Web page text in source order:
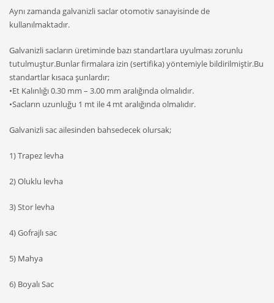
Aynı zamanda galvanizli saclar otomotiv sanayisinde de
kullanılmaktadır.
Galvanizli sacların üretiminde bazı standartlara uyulması zorunlu
tutulmuştur.Bunlar firmalara izin (sertifika) yöntemiyle bildirilmiştir.Bu
standartlar kısaca şunlardır;
•Et Kalınlığı 0.30 mm – 3.00 mm aralığında olmalıdır.
•Sacların uzunluğu 1 mt ile 4 mt aralığında olmalıdır.
Galvanizli sac ailesinden bahsedecek olursak;
1) Trapez levha
2) Oluklu levha
3) Stor levha
4) Gofrajlı sac
5) Mahya
6) Boyalı Sac